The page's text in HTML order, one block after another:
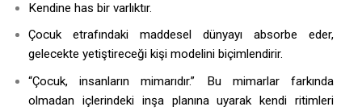
Kendine has bir varlıktır.
Çocuk etrafındaki maddesel dünyayı absorbe eder,
gelecekte yetiştireceği kişi modelini biçimlendirir.
“Çocuk, insanların mimarıdır.” Bu mimarlar farkında
olmadan içlerindeki inşa planına uyarak kendi ritimleri